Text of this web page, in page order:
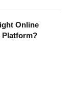
Online
Platform?